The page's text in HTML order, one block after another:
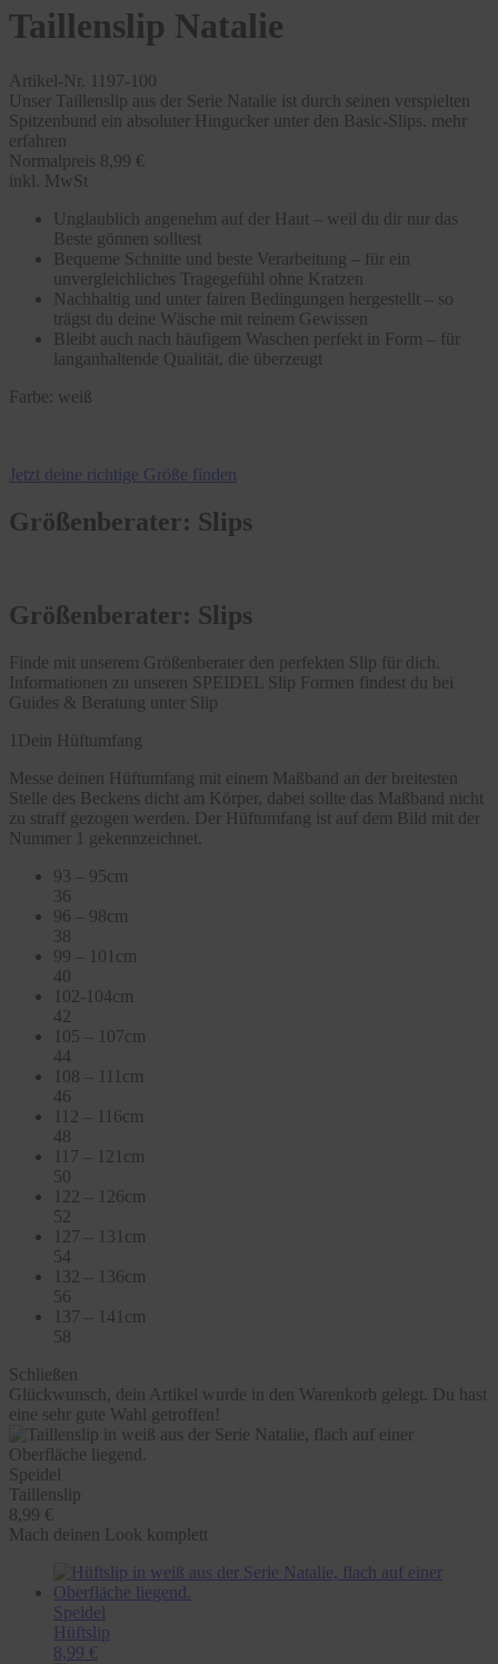
Taillenslip Natalie
Artikel-Nr. 1197-100
Unser Taillenslip aus der Serie Natalie ist durch seinen verspielten
Spitzenbund ein absoluter Hingucker unter den Basic-Slips. mehr
erfahren
Normalpreis 8,99 €
inkl. MwSt
Unglaublich angenehm auf der Haut – weil du dir nur das
Beste gönnen solltest
Bequeme Schnitte und beste Verarbeitung – für ein
unvergleichliches Tragegefühl ohne Kratzen
Nachhaltig und unter fairen Bedingungen hergestellt – so
trägst du deine Wäsche mit reinem Gewissen
Bleibt auch nach häufigem Waschen perfekt in Form – für
langanhaltende Qualität, die überzeugt
Farbe: weiß
Jetzt deine richtige Größe finden
Größenberater: Slips
Größenberater: Slips
Finde mit unserem Größenberater den perfekten Slip für dich.
Informationen zu unseren SPEIDEL Slip Formen findest du bei
Guides & Beratung unter Slip
1 Dein Hüftumfang
Messe deinen Hüftumfang mit einem Maßband an der breitesten
Stelle des Beckens dicht am Körper, dabei sollte das Maßband nicht
zu straff gezogen werden. Der Hüftumfang ist auf dem Bild mit der
Nummer 1 gekennzeichnet.
93 – 95cm
36
96 – 98cm
38
99 – 101cm
40
102-104cm
42
105 – 107cm
44
108 – 111cm
46
112 – 116cm
48
117 – 121cm
50
122 – 126cm
52
127 – 131cm
54
132 – 136cm
56
137 – 141cm
58
Schließen
Glückwunsch, dein Artikel wurde in den Warenkorb gelegt. Du hast
eine sehr gute Wahl getroffen!
Speidel
Taillenslip
8,99 €
Mach deinen Look komplett
Speidel
Hüftslip
8,99 €